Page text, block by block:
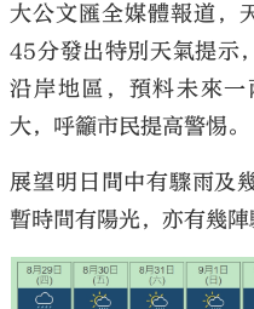
大公文匯全媒體報道，
45分發出特別天氣提示
沿岸地區，預料未來
大，呼籲市民提高警惕。
展望明日間中有驟雨及
暫時間有陽光，亦有幾陣